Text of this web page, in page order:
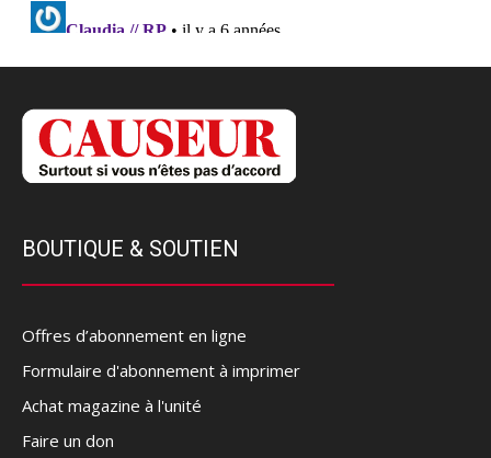
BOUTIQUE & SOUTIEN
Offres d’abonnement en ligne
Formulaire d'abonnement à imprimer
Achat magazine à l'unité
Faire un don